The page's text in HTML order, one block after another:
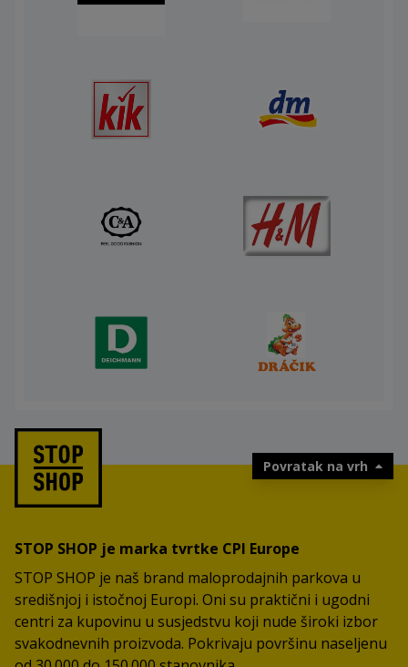
Povratak na vrh
STOP SHOP je marka tvrtke CPI Europe
STOP SHOP je naš brand maloprodajnih parkova u
središnjoj i istočnoj Europi. Oni su praktični i ugodni
centri za kupovinu u susjedstvu koji nude široki izbor
svakodnevnih proizvoda. Pokrivaju površinu naseljenu